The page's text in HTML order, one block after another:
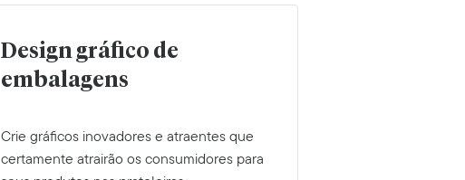
Design gráfico de
embalagens
Crie gráficos inovadores e atraentes que
certamente atrairão os consumidores para